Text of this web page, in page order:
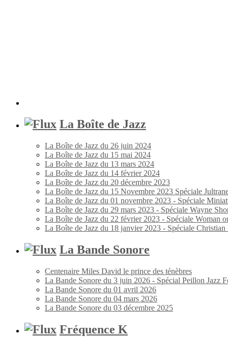
La Boîte de Jazz
La Boîte de Jazz du 26 juin 2024
La Boîte de Jazz du 15 mai 2024
La Boîte de Jazz du 13 mars 2024
La Boîte de Jazz du 14 février 2024
La Boîte de Jazz du 20 décembre 2023
La Boîte de Jazz du 15 Novembre 2023 Spéciale
La Boîte de Jazz du 01 novembre 2023 - Spéciale
La Boîte de Jazz du 29 mars 2023 - Spéciale Wayne
La Boîte de Jazz du 22 février 2023 - Spéciale Woman
La Boîte de Jazz du 18 janvier 2023 - Spéciale Christian
La Bande Sonore
Centenaire Miles David le prince des ténèbres
La Bande Sonore du 3 juin 2026 - Spécial Peillon Jazz
La Bande Sonore du 01 avril 2026
La Bande Sonore du 04 mars 2026
La Bande Sonore du 03 décembre 2025
Fréquence K